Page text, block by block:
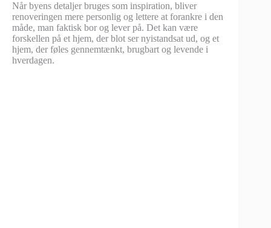
Når byens detaljer bruges som inspiration, bliver
renoveringen mere personlig og lettere at forankre i den
måde, man faktisk bor og lever på. Det kan være
forskellen på et hjem, der blot ser nyistandsat ud, og et
hjem, der føles gennemtænkt, brugbart og levende i
hverdagen.